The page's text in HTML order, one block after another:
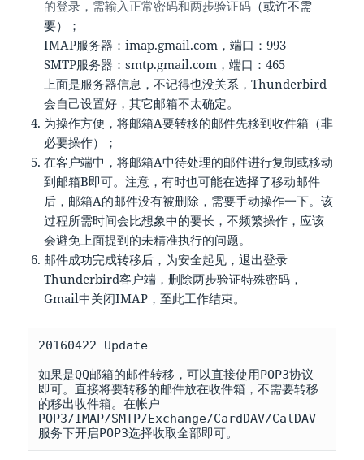
的登录，需输入正常密码和两步验证码（或许不需
要）；
IMAP服务器：imap.gmail.com，端口：993
SMTP服务器：smtp.gmail.com，端口：465
上面是服务器信息，不记得也没关系，Thunderbird
会自己设置好，其它邮箱不太确定。
为操作方便，将邮箱A要转移的邮件先移到收件箱（非
必要操作）；
在客户端中，将邮箱A中待处理的邮件进行复制或移动
到邮箱B即可。注意，有时也可能在选择了移动邮件
后，邮箱A的邮件没有被删除，需要手动操作一下。该
过程所需时间会比想象中的要长，不频繁操作，应该
会避免上面提到的未精准执行的问题。
邮件成功完成转移后，为安全起见，退出登录
Thunderbird客户端，删除两步验证特殊密码，
Gmail中关闭IMAP，至此工作结束。
20160422 Update
如果是QQ邮箱的邮件转移，可以直接使用POP3协议
即可。直接将要转移的邮件放在收件箱，不需要转移
的移出收件箱。在帐户
POP3/IMAP/SMTP/Exchange/CardDAV/CalDAV
服务下开启POP3选择收取全部即可。